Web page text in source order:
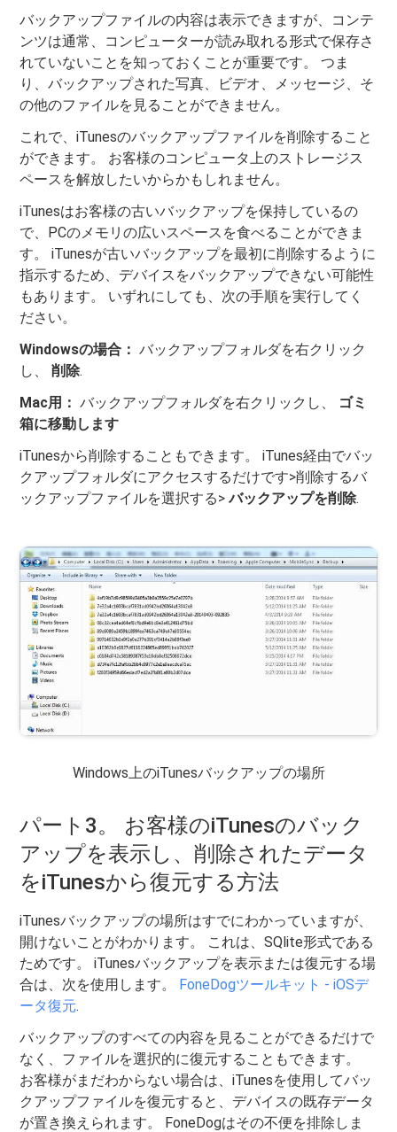
バックアップファイルの内容は表示できますが、コンテ
ンツは通常、コンピューターが読み取れる形式で保存さ
れていないことを知っておくことが重要です。 つま
り、バックアップされた写真、ビデオ、メッセージ、そ
の他のファイルを見ることができません。
これで、iTunesのバックアップファイルを削除すること
ができます。 お客様のコンピュータ上のストレージス
ペースを解放したいからかもしれません。
iTunesはお客様の古いバックアップを保持しているの
で、PCのメモリの広いスペースを食べることができま
す。 iTunesが古いバックアップを最初に削除するように
指示するため、デバイスをバックアップできない可能性
もあります。 いずれにしても、次の手順を実行してく
ださい。
Windowsの場合：バックアップフォルダを右クリック
し、削除.
Mac用：バックアップフォルダを右クリックし、
ゴミ
箱に移動します
iTunesから削除することもできます。 iTunes経由でバッ
クアップフォルダにアクセスするだけです>削除するバ
ックアップファイルを選択する>バックアップを削除.
Windows上のiTunesバックアップの場所
パート3。 お客様のiTunesのバック
アップを表示し、削除されたデータ
をiTunesから復元する方法
iTunesバックアップの場所はすでにわかっていますが、
開けないことがわかります。 これは、SQlite形式である
ためです。 iTunesバックアップを表示または復元する場
合は、次を使用します。 FoneDogツールキット - iOSデ
ータ復元.
バックアップのすべての内容を見ることができるだけで
なく、ファイルを選択的に復元することもできます。
お客様がまだわからない場合は、iTunesを使用してバッ
クアップファイルを復元すると、デバイスの既存データ
が置き換えられます。 FoneDogはその不便を排除しま